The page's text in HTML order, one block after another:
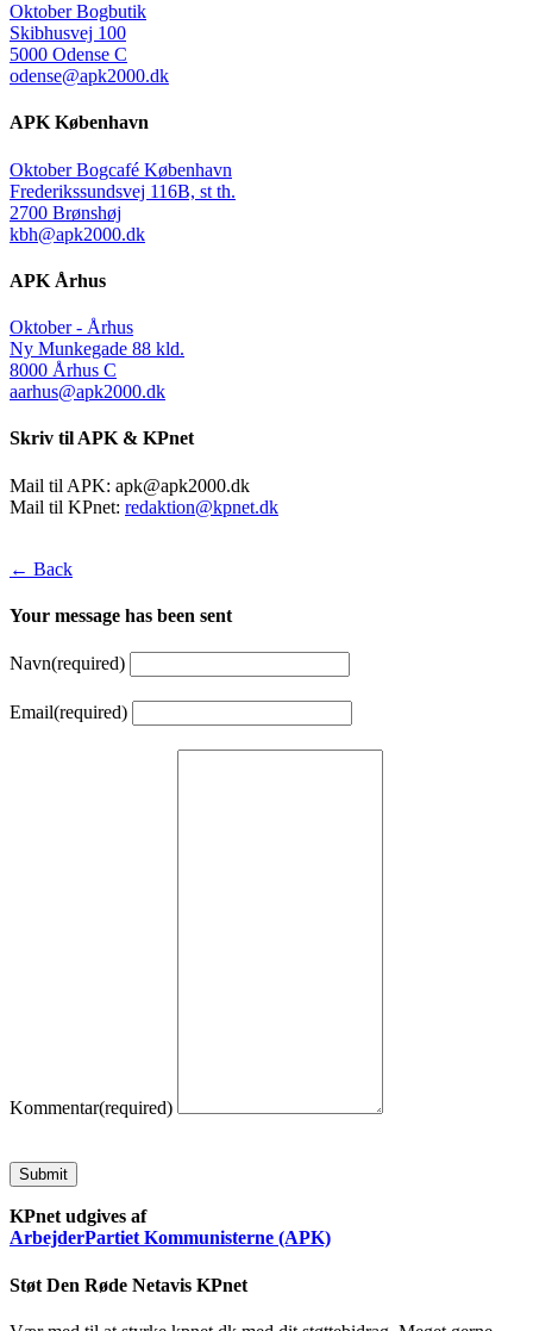
Oktober Bogbutik
Skibhusvej 100
5000 Odense C
odense@apk2000.dk
APK København
Oktober Bogcafé København
Frederikssundsvej 116B, st th.
2700 Brønshøj
kbh@apk2000.dk
APK Århus
Oktober - Århus
Ny Munkegade 88 kld.
8000 Århus C
aarhus@apk2000.dk
Skriv til APK & KPnet
Mail til APK: apk@apk2000.dk
Mail til KPnet: redaktion@kpnet.dk
← Back
Your message has been sent
Navn(required)
Email(required)
Kommentar(required)
Submit
KPnet udgives af
ArbejderPartiet Kommunisterne (APK)
Støt Den Røde Netavis KPnet